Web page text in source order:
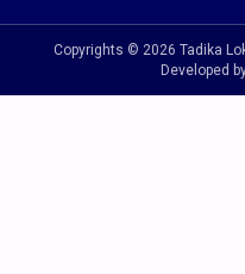
Copyrights © 2026 Tadika
Developed